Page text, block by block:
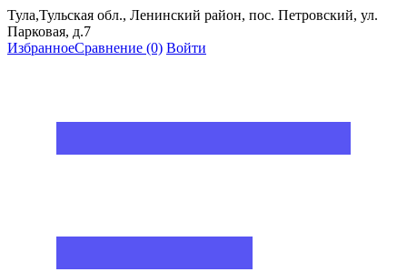
Тула,Тульская обл., Ленинский район, пос. Петровский, ул.
Парковая, д.7
ИзбранноеСравнение (0) Войти